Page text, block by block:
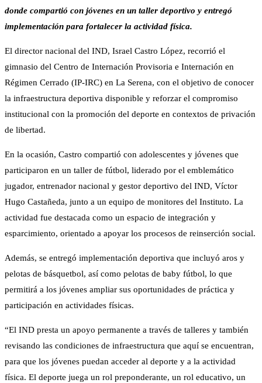
donde compartió con jóvenes en un taller deportivo y entregó
implementación para fortalecer la actividad física.
El director nacional del IND, Israel Castro López, recorrió el
gimnasio del Centro de Internación Provisoria e Internación en
Régimen Cerrado (IP-IRC) en La Serena, con el objetivo de conocer
la infraestructura deportiva disponible y reforzar el compromiso
institucional con la promoción del deporte en contextos de privación
de libertad.
En la ocasión, Castro compartió con adolescentes y jóvenes que
participaron en un taller de fútbol, liderado por el emblemático
jugador, entrenador nacional y gestor deportivo del IND, Víctor
Hugo Castañeda, junto a un equipo de monitores del Instituto. La
actividad fue destacada como un espacio de integración y
esparcimiento, orientado a apoyar los procesos de reinserción social.
Además, se entregó implementación deportiva que incluyó aros y
pelotas de básquetbol, así como pelotas de baby fútbol, lo que
permitirá a los jóvenes ampliar sus oportunidades de práctica y
participación en actividades físicas.
“El IND presta un apoyo permanente a través de talleres y también
revisando las condiciones de infraestructura que aquí se encuentran,
para que los jóvenes puedan acceder al deporte y a la actividad
física. El deporte juega un rol preponderante, un rol educativo, un